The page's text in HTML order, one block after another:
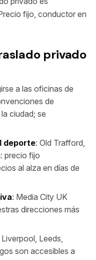
fijo, conductor en
privado
a las oficinas de
de
ciudad; se
deporte: Old Trafford,
precio fijo
al alza en días de
: Media City UK
direcciones más
Liverpool, Leeds,
son accesibles a